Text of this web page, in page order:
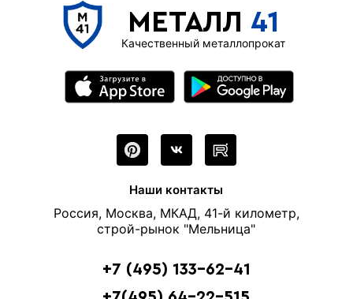
МЕТАЛЛ 41
Качественный металлопрокат
Наши контакты
Россия, Москва, МКАД, 41-й километр,
строй-рынок "Мельница"
+7 (495) 133-62-41